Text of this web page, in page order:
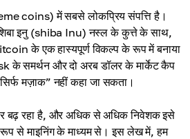
coins) में सबसे लोकप्रिय संपत्ति है।
इनु (shiba Inu) नस्ल के कुत्ते के साथ,
के एक हास्यपूर्ण विकल्प के रूप में बनाया
के समर्थन और दो अरब डॉलर के मार्केट कैप
मज़ाक” नहीं कहा जा सकता।
बढ़ रहा है, और अधिक से अधिक निवेशक इसे
से माइनिंग के माध्यम से। इस लेख में, हम